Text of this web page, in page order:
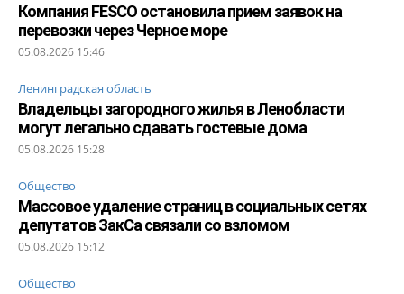
Компания FESCO остановила прием заявок на
перевозки через Черное море
05.08.2026 15:46
Ленинградская область
Владельцы загородного жилья в Ленобласти
могут легально сдавать гостевые дома
05.08.2026 15:28
Общество
Массовое удаление страниц в социальных сетях
депутатов ЗакСа связали со взломом
05.08.2026 15:12
Общество